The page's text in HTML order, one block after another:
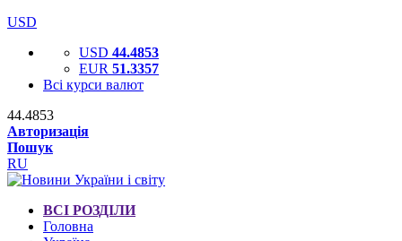
USD
USD 44.4853
EUR 51.3357
Всі курси валют
44.4853
Авторизація
Пошук
RU
ВСІ РОЗДІЛИ
Головна